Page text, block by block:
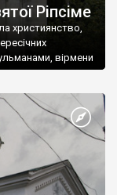
Ріпсіме
християнство,
вірмени